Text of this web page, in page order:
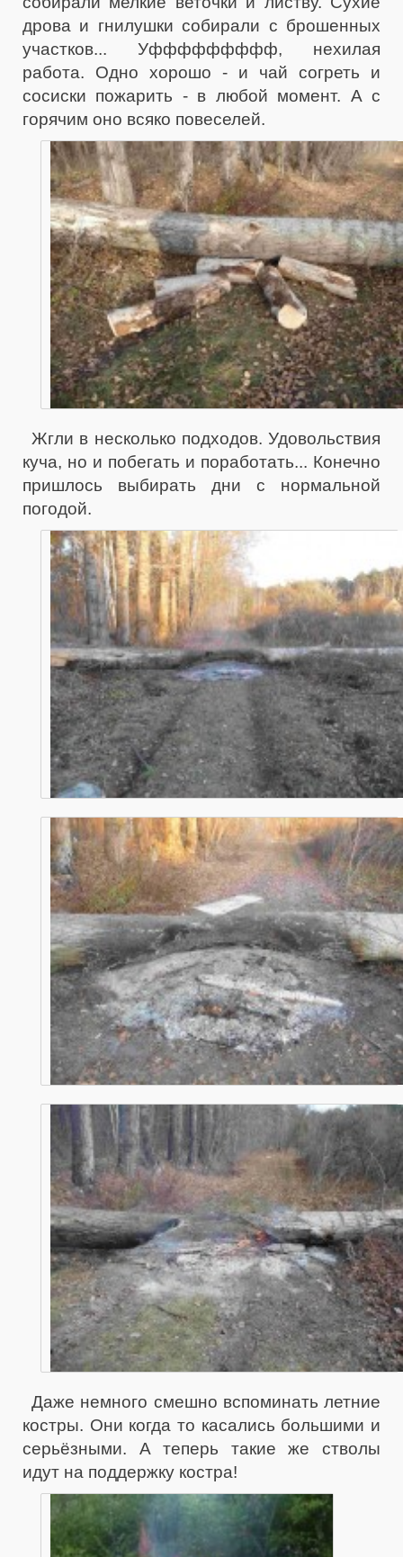
дрова и гнилушки собирали с брошенных
участков... Уффффффффф, нехилая
работа. Одно хорошо - и чай согреть и
сосиски пожарить - в любой момент. А с
горячим оно всяко повеселей.
Жгли в несколько подходов. Удовольствия
куча, но и побегать и поработать... Конечно
пришлось выбирать дни с нормальной
погодой.
Даже немного смешно вспоминать летние
костры. Они когда то касались большими и
серьёзными. А теперь такие же стволы
идут на поддержку костра!